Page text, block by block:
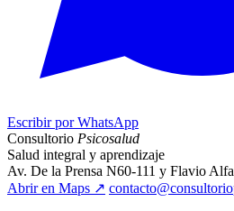
Escribir por WhatsApp
Consultorio Psicosalud
Salud integral y aprendizaje
Av. De la Prensa N60-111 y Flavio
Abrir en Maps ↗